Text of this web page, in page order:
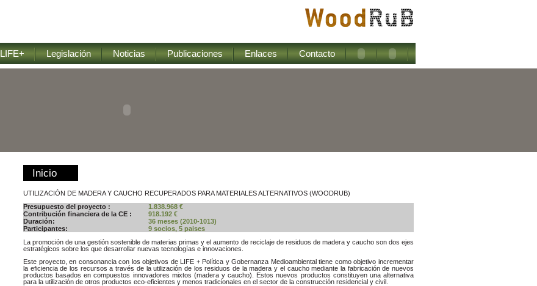
LIFE+ Legislación Noticias Publicaciones Enlaces Contacto
Inicio
UTILIZACIÓN DE MADERA Y CAUCHO RECUPERADOS PARA MATERIALES ALTERNATIVOS (WOODRUB)
Presupuesto del proyecto :
1.838.968 €
Contribución financiera de la CE :
918.192 €
Duración:
36 meses (2010-1013)
Participantes:
9 socios, 5 paises
La promoción de una gestión sostenible de materias primas y el aumento de reciclaje de residuos de madera y caucho son dos ejes
estratégicos sobre los que desarrollar nuevas tecnologías e innovaciones.
Este proyecto, en consonancia con los objetivos de LIFE + Política y Gobernanza Medioambiental tiene como objetivo incrementar
la eficiencia de los recursos a través de la utilización de los residuos de la madera y el caucho mediante la fabricación de nuevos
productos basados en compuestos innovadores mixtos (madera y caucho). Estos nuevos productos constituyen una alternativa
para la utilización de otros productos eco-eficientes y menos tradicionales en el sector de la construcción residencial y civil.